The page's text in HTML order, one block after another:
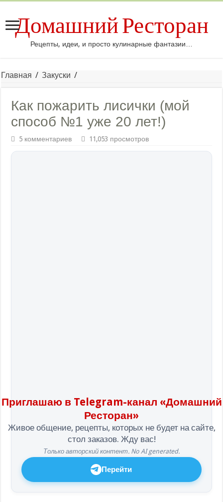
Домашний Ресторан
Рецепты, идеи, и просто кулинарные фантазии…
Главная / Закуски /
Как пожарить лисички (мой
способ №1 уже 20 лет!)
5 комментариев 11,053 просмотров
Приглашаю в Telegram-канал «Домашний
Ресторан»
Живое общение, рецепты, которых не будет на сайте,
стол заказов. Жду вас!
Только авторский контент. No AI generated.
Перейти